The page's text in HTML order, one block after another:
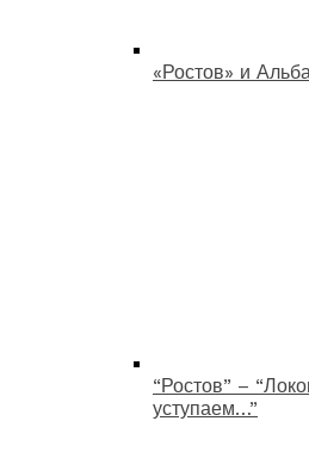
«Ростов» и
“Ростов” –
уступаем…”